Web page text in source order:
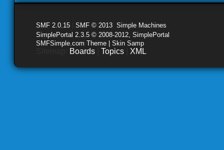
SMF 2.0.15 SMF © 2013 Simple Machines
SimplePortal 2.3.5 © 2008-2012, SimplePortal
SMFSimple.com Theme | Skin Samp
Boards Topics XML